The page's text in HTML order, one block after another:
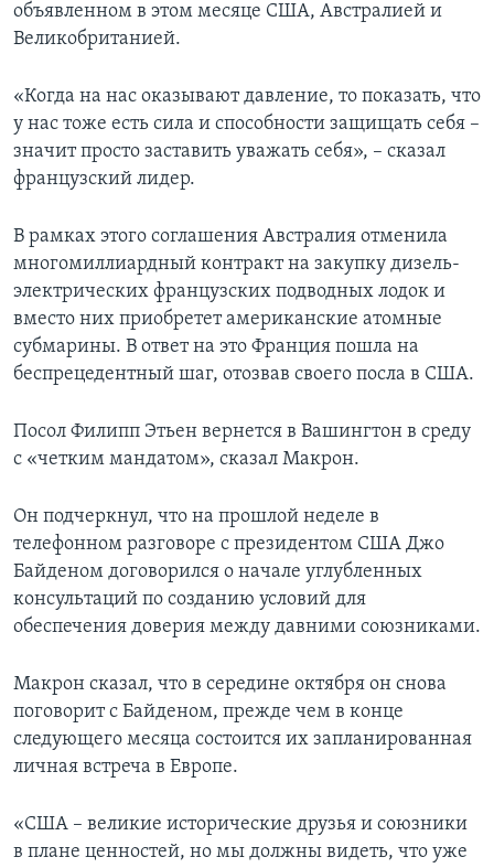
объявленном в этом месяце США, Австралией и
Великобританией.
«Когда на нас оказывают давление, то показать, что
у нас тоже есть сила и способности защищать себя –
значит просто заставить уважать себя», – сказал
французский лидер.
В рамках этого соглашения Австралия отменила
многомиллиардный контракт на закупку дизель-
электрических французских подводных лодок и
вместо них приобретет американские атомные
субмарины. В ответ на это Франция пошла на
беспрецедентный шаг, отозвав своего посла в США.
Посол Филипп Этьен вернется в Вашингтон в среду
с «четким мандатом», сказал Макрон.
Он подчеркнул, что на прошлой неделе в
телефонном разговоре с президентом США Джо
Байденом договорился о начале углубленных
консультаций по созданию условий для
обеспечения доверия между давними союзниками.
Макрон сказал, что в середине октября он снова
поговорит с Байденом, прежде чем в конце
следующего месяца состоится их запланированная
личная встреча в Европе.
«США – великие исторические друзья и союзники
в плане ценностей, но мы должны видеть, что уже